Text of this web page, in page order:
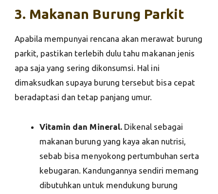
3. Makanan Burung Parkit
Apabila mempunyai rencana akan merawat burung
parkit, pastikan terlebih dulu tahu makanan jenis
apa saja yang sering dikonsumsi. Hal ini
dimaksudkan supaya burung tersebut bisa cepat
beradaptasi dan tetap panjang umur.
Vitamin dan Mineral. Dikenal sebagai
makanan burung yang kaya akan nutrisi,
sebab bisa menyokong pertumbuhan serta
kebugaran. Kandungannya sendiri memang
dibutuhkan untuk mendukung burung